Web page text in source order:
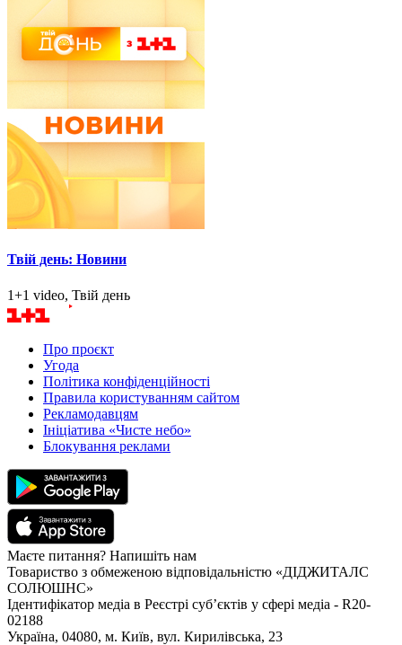
Твій день: Новини
1+1 video, Твій день
Про проєкт
Угода
Політика конфіденційності
Правила користуванням сайтом
Рекламодавцям
Ініціатива «Чисте небо»
Блокування реклами
Маєте питання? Напишіть нам
Товариство з обмеженою відповідальністю «ДІДЖИТАЛС
СОЛЮШНС»
Ідентифікатор медіа в Реєстрі суб’єктів у сфері медіа - R20-
02188
Україна, 04080, м. Київ, вул. Кирилівська, 23